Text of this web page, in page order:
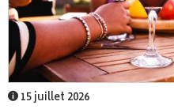
15 juillet 2026